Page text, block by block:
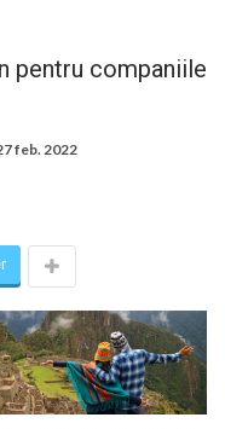
pentru companiile
feb. 2022